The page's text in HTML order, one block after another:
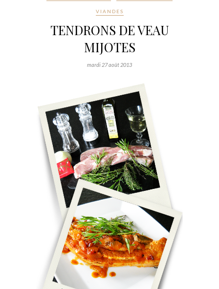
VIANDES
TENDRONS DE VEAU
MIJOTES
mardi 27 août 2013